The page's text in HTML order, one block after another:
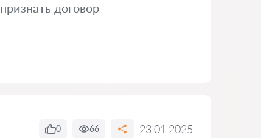
договор
0 66 23.01.2025